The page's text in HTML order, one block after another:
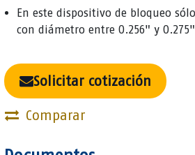
En este dispositivo de bloqueo
con diámetro entre 0.256" y
Solicitar cotización
Comparar